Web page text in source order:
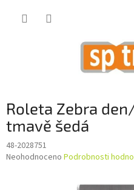
Roleta Zebra
tmavě šedá
48-2028751
Průměrné
Neohodnoceno Podrobnosti